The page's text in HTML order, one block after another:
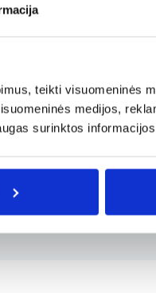
teikti visuomeninės
medijos,
surinktos
todėl verta
arba iš karto
pasirinkti ir
daugiau ramybės.
būna
planavimas ir